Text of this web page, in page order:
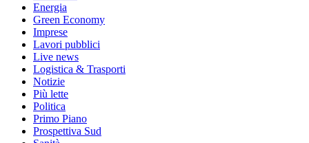
Energia
Green Economy
Imprese
Lavori pubblici
Live news
Logistica & Trasporti
Notizie
Più lette
Politica
Primo Piano
Prospettiva Sud